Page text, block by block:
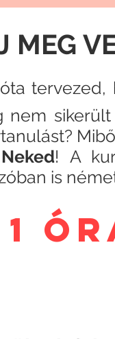
MEG
óta
nem
! A
is
1